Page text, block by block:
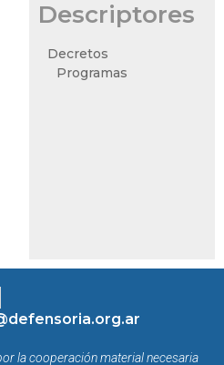
Descriptores
Decretos
Programas
la cooperación material necesaria